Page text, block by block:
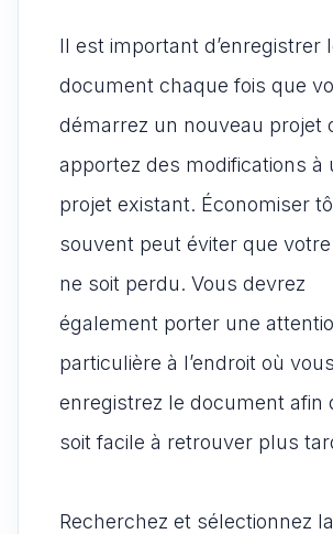
Il est important d’enregistrer
document chaque fois que
démarrez un nouveau projet
apportez des modifications à
projet existant. Économiser
souvent peut éviter que
ne soit perdu. Vous devrez
également porter une
particulière à l’endroit où vous
enregistrez le document afin
soit facile à retrouver plus
Recherchez et sélectionnez la